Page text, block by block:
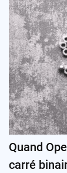
Quand
carré